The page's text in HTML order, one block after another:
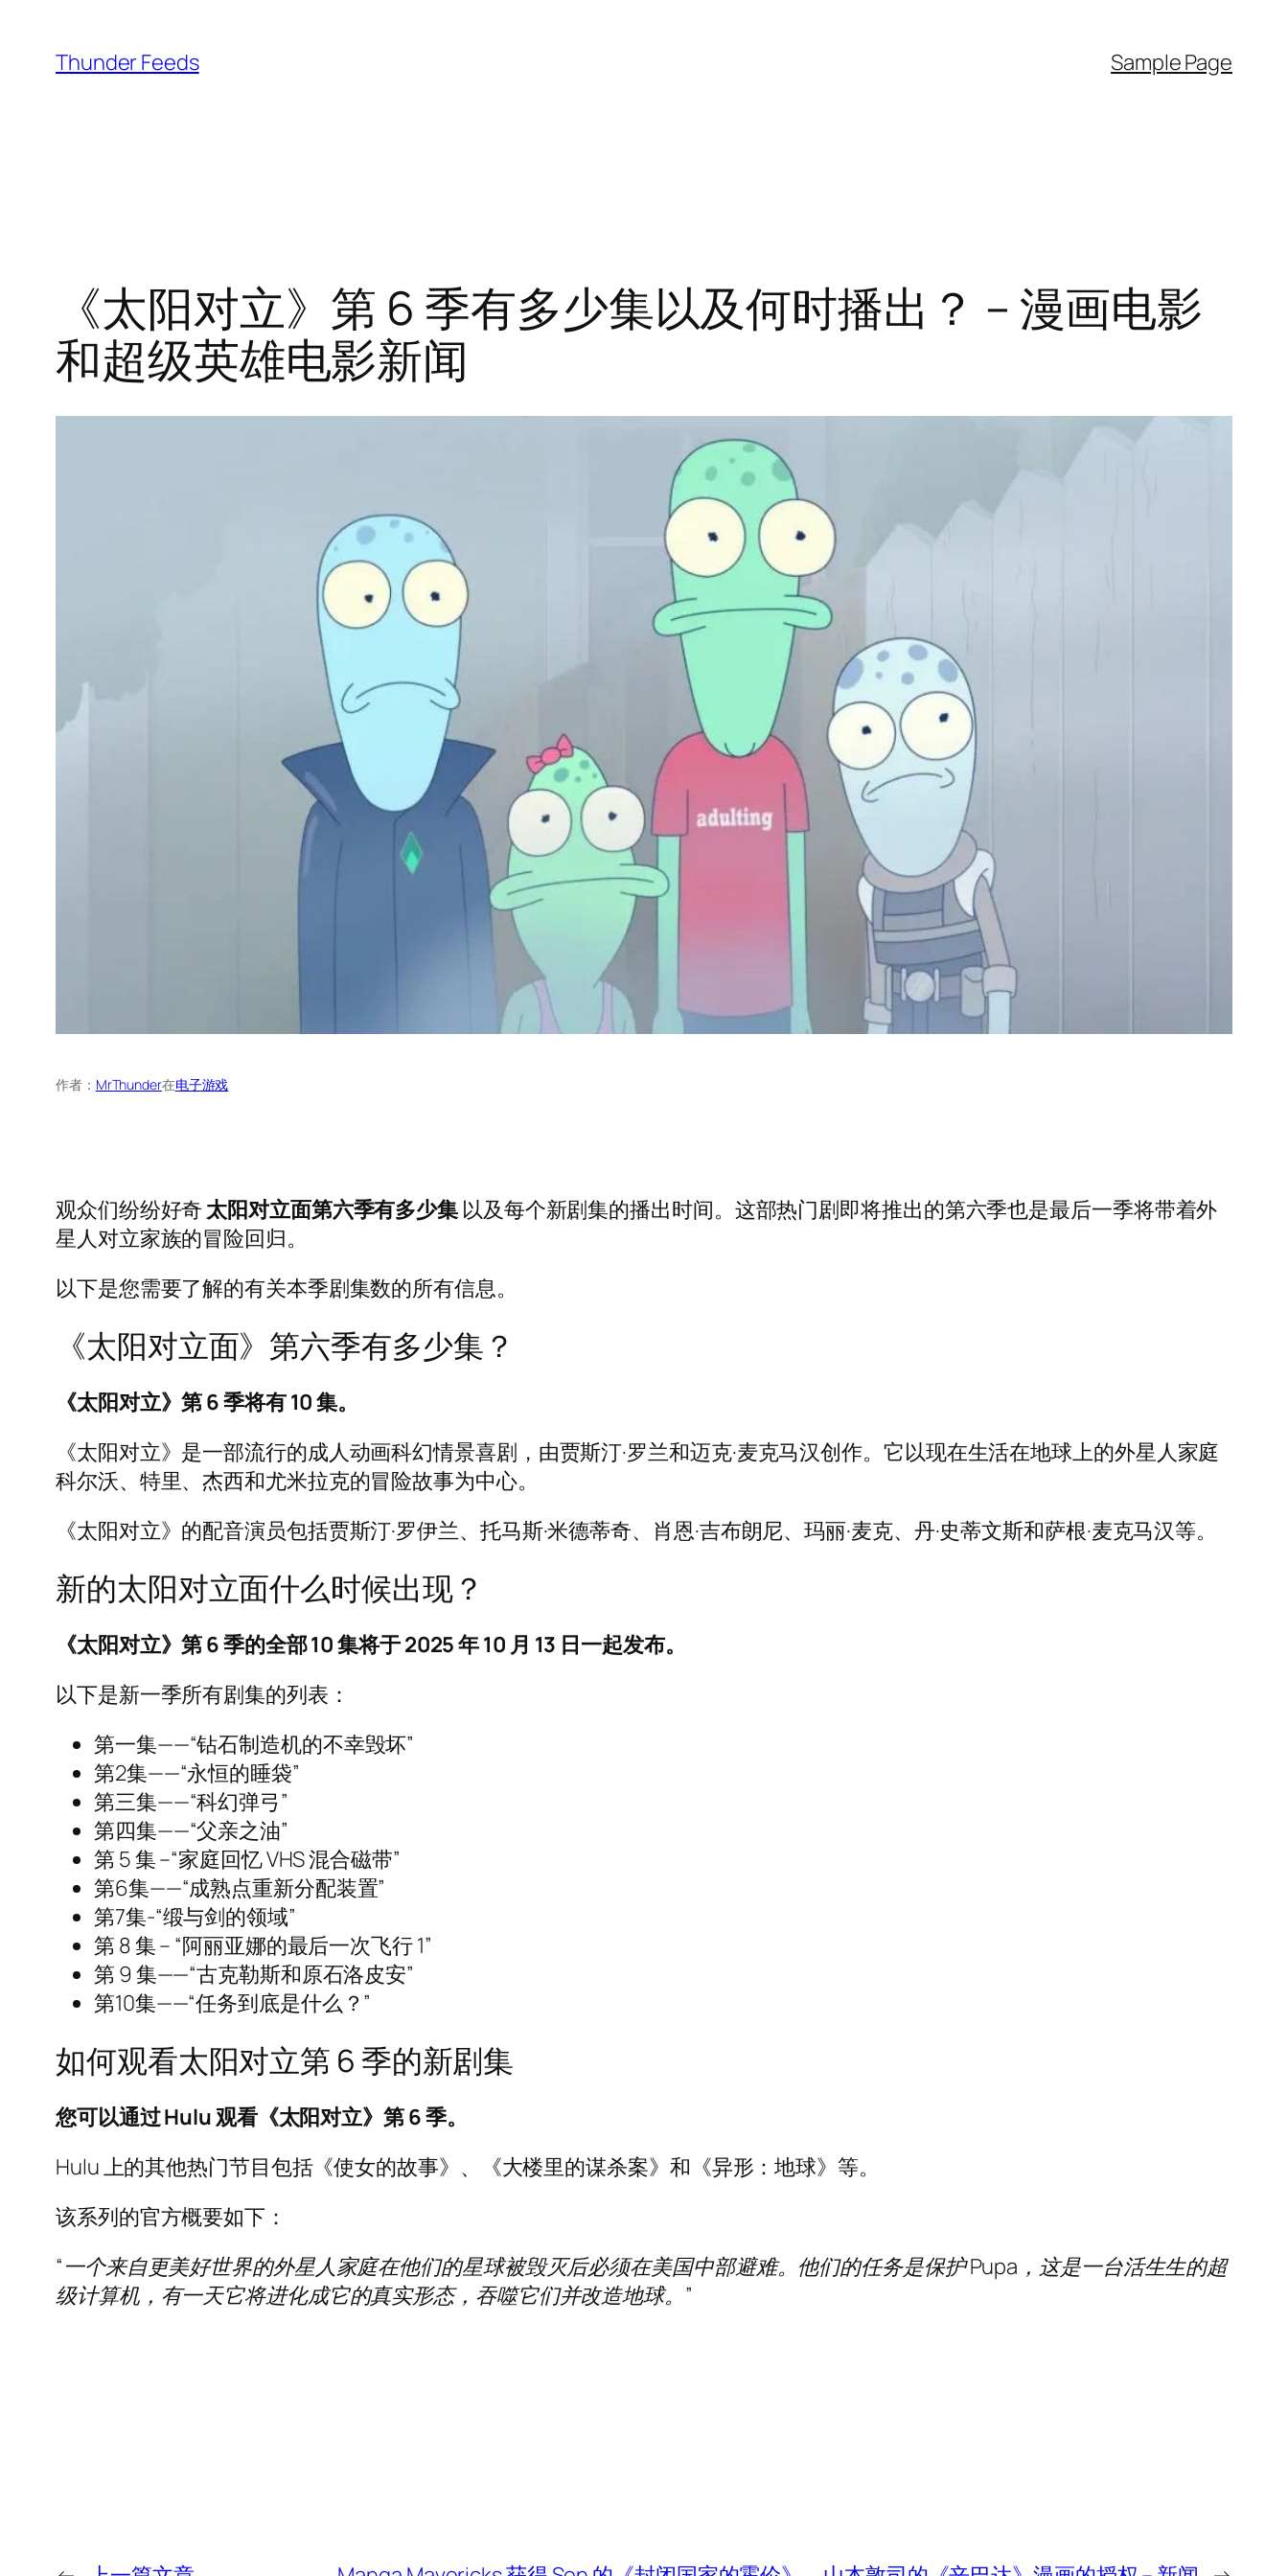
Thunder Feeds Sample Page
《太阳对立》第 6 季有多少集以及何时播出？ – 漫画电影
和超级英雄电影新闻
作者： MrThunder在电子游戏
观众们纷纷好奇太阳对立面第六季有多少集 以及每个新剧集的播出时间。这部热门剧即将推出的第六季也是最后一季将带着外
星人对立家族的冒险回归。
以下是您需要了解的有关本季剧集数的所有信息。
《太阳对立面》第六季有多少集？
《太阳对立》第 6 季将有 10 集。
《太阳对立》是一部流行的成人动画科幻情景喜剧，由贾斯汀·罗兰和迈克·麦克马汉创作。它以现在生活在地球上的外星人家庭
科尔沃、特里、杰西和尤米拉克的冒险故事为中心。
《太阳对立》的配音演员包括贾斯汀·罗伊兰、托马斯·米德蒂奇、肖恩·吉布朗尼、玛丽·麦克、丹·史蒂文斯和萨根·麦克马汉等。
新的太阳对立面什么时候出现？
《太阳对立》第 6 季的全部 10 集将于 2025 年 10 月 13 日一起发布。
以下是新一季所有剧集的列表：
第一集——“钻石制造机的不幸毁坏”
第2集——“永恒的睡袋”
第三集——“科幻弹弓”
第四集——“父亲之油”
第 5 集 –“家庭回忆 VHS 混合磁带”
第6集——“成熟点重新分配装置”
第7集-“缎与剑的领域”
第 8 集 – “阿丽亚娜的最后一次飞行 1”
第 9 集——“古克勒斯和原石洛皮安”
第10集——“任务到底是什么？”
如何观看太阳对立第 6 季的新剧集
您可以通过 Hulu 观看《太阳对立》第 6 季。
Hulu 上的其他热门节目包括《使女的故事》、《大楼里的谋杀案》和《异形：地球》等。
该系列的官方概要如下：
“一个来自更美好世界的外星人家庭在他们的星球被毁灭后必须在美国中部避难。他们的任务是保护 Pupa，这是一台活生生的超
级计算机，有一天它将进化成它的真实形态，吞噬它们并改造地球。”